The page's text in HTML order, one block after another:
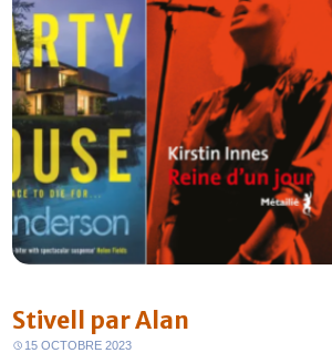
Stivell par Alan
15 OCTOBRE 2023